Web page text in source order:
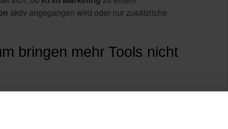
aktiv angegangen wird oder nur zusätzliche
bringen mehr Tools nicht
sobald sich neue Möglichkeiten ergeben. Die